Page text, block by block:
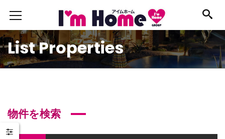
List Properties
物件を検索